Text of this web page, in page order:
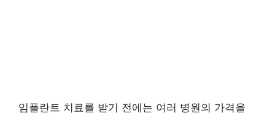
임플란트 치료를 받기 전에는 여러 병원의 가격을